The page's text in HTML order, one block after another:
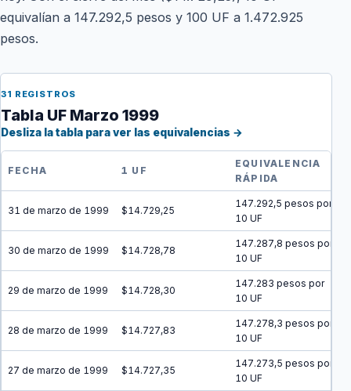
equivalían a 147.292,5 pesos y 100 UF a 1.472.925
pesos.
31 REGISTROS
Tabla UF Marzo 1999
Desliza la tabla para ver las equivalencias →
FECHA 1 UF
EQUIVALENCIA
RÁPIDA
31 de marzo de 1999 $14.729,25
147.292,5 pesos por
10 UF
30 de marzo de 1999 $14.728,78
147.287,8 pesos por
10 UF
29 de marzo de 1999 $14.728,30
147.283 pesos por
10 UF
28 de marzo de 1999 $14.727,83
147.278,3 pesos por
10 UF
27 de marzo de 1999 $14.727,35
147.273,5 pesos por
10 UF